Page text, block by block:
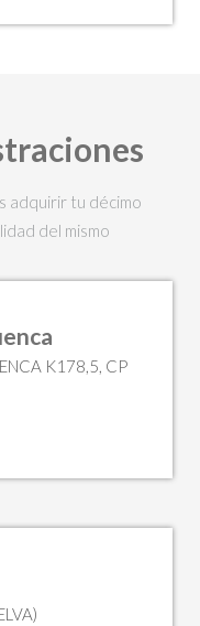
adquirir tu décimo
del mismo
K178,5, CP